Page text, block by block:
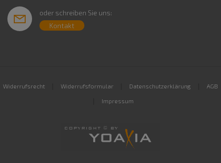
oder schreiben Sie uns:
Kontakt
Widerrufsrecht Widerrufsformular Datenschutzerklärung AGB
Impressum